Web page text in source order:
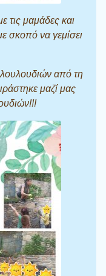
τις μαμάδες και
σκοπό να γεμίσει
από τη
μαζί μας